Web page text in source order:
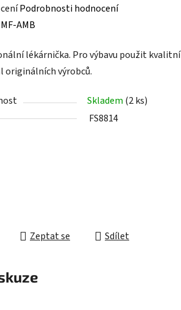
Podrobnosti hodnocení
MF-AMB
lékárnička. Pro výbavu použit kvalitní
originálních výrobců.
Skladem (2 ks)
FS8814
Zeptat se Sdílet